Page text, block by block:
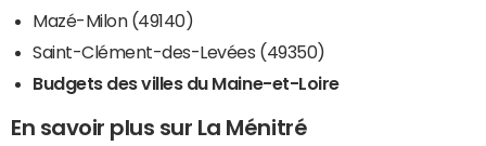
Mazé-Milon (49140)
Saint-Clément-des-Levées (49350)
Budgets des villes du Maine-et-Loire
En savoir plus sur La Ménitré